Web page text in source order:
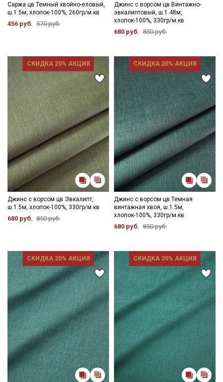
Саржа цв.Темный хвойно-еловый,
ш.1.5м, хлопок-100%, 260гр/м.кв
456 руб. 570 руб.
Джинс с ворсом цв.Винтажно-
эвкалиптовый, ш.1.48м,
хлопок-100%, 330гр/м.кв
680 руб. 850 руб.
СКИДКА 20% АКЦИЯ
Джинс с ворсом цв.Эвкалипт,
ш.1.5м, хлопок-100%, 330гр/м.кв
680 руб. 850 руб.
СКИДКА 20% АКЦИЯ
Джинс с ворсом цв.Темная
винтажная хвоя, ш.1.5м,
хлопок-100%, 330гр/м.кв
680 руб. 850 руб.
СКИДКА 20% АКЦИЯ СКИДКА 20% АКЦИЯ